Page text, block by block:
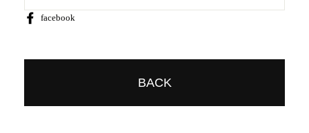
facebook
BACK